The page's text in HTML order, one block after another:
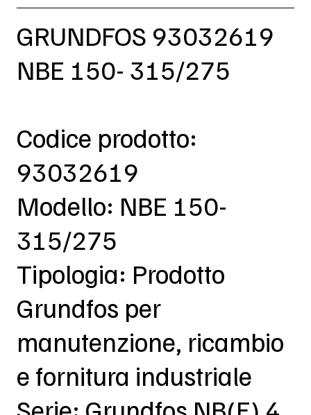
GRUNDFOS 93032619
NBE 150- 315/275
Codice prodotto:
93032619
Modello: NBE 150-
315/275
Tipologia: Prodotto
Grundfos per
manutenzione, ricambio
e fornitura industriale